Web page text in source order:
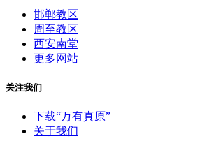
邯郸教区
周至教区
西安南堂
更多网站
关注我们
下载“万有真原”
关于我们